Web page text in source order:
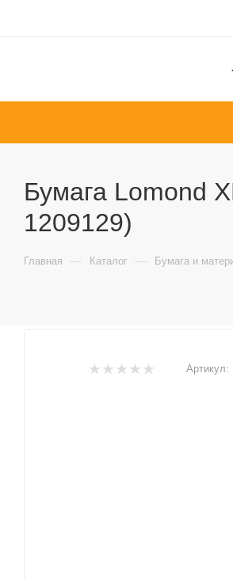
Бумага Lomond
1209129)
Главная — Каталог — Бумага и
Артикул: